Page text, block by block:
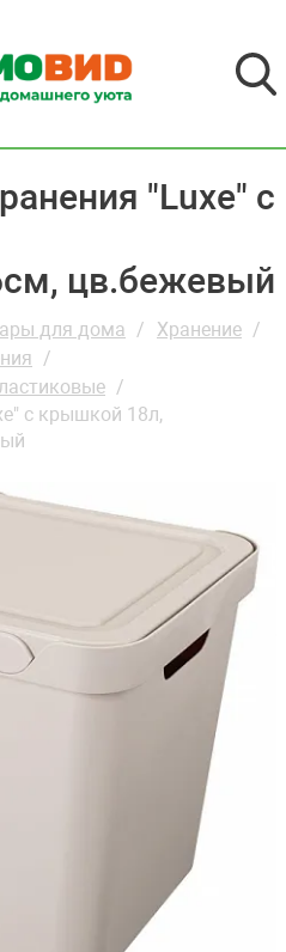
"Luxe" с
цв.бежевый
для дома
Хранение
с крышкой 18л,